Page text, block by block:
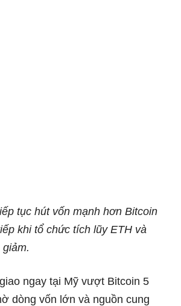
tục hút vốn mạnh hơn Bitcoin
khi tổ chức tích lũy ETH và
giao ngay tại Mỹ vượt Bitcoin 5
dòng vốn lớn và nguồn cung